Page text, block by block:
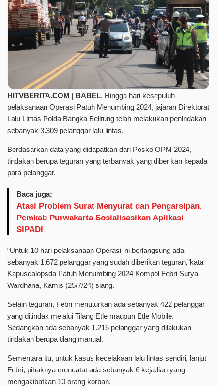
HITVBERITA.COM | BABEL, Hingga hari kesepuluh
pelaksanaan Operasi Patuh Menumbing 2024, jajaran Direktorat
Lalu Lintas Polda Bangka Belitung telah melakukan penindakan
sebanyak 3.309 pelanggar lalu lintas.
Berdasarkan data yang didapatkan dari Posko OPM 2024,
tindakan berupa teguran yang terbanyak yang diberikan kepada
para pelanggar.
Baca juga:
Atasi Problem Surat Menyurat dan Pengarsipan,
Pemkab Purwakarta Sosialisasikan Aplikasi
SIPADI
“Untuk 10 hari pelaksanaan Operasi ini berlangsung ada
sebanyak 1.672 pelanggar yang sudah diberikan teguran,”kata
Kapusdalopsda Patuh Menumbing 2024 Kompol Febri Surya
Wardhana, Kamis (25/7/24) siang.
Selain teguran, Febri menuturkan ada sebanyak 422 pelanggar
yang ditindak melalui Tilang Etle maupun Etle Mobile.
Sedangkan ada sebanyak 1.215 pelanggar yang dilakukan
tindakan berupa tilang manual.
Sementara itu, untuk kasus kecelakaan lalu lintas sendiri, lanjut
Febri, pihaknya mencatat ada sebanyak 6 kejadian yang
mengakibatkan 10 orang korban.